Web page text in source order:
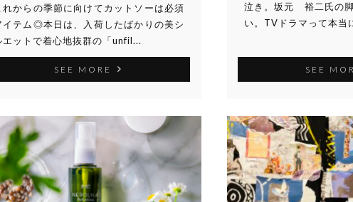
れからの季節に向けてカットソーは必須
イテム◎本日は、入荷したばかりの美シ
エットで着心地抜群の「unfil...
SEE MORE
泣き。坂元 裕二氏の
い。TVドラマって本当
SEE